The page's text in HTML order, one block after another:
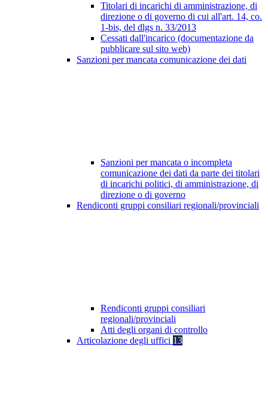
Titolari di incarichi di amministrazione, di
direzione o di governo di cui all'art. 14, co.
1-bis, del dlgs n. 33/2013
Cessati dall'incarico (documentazione da
pubblicare sul sito web)
Sanzioni per mancata comunicazione dei dati
Sanzioni per mancata o incompleta
comunicazione dei dati da parte dei titolari
di incarichi politici, di amministrazione, di
direzione o di governo
Rendiconti gruppi consiliari regionali/provinciali
Rendiconti gruppi consiliari
regionali/provinciali
Atti degli organi di controllo
Articolazione degli uffici 13